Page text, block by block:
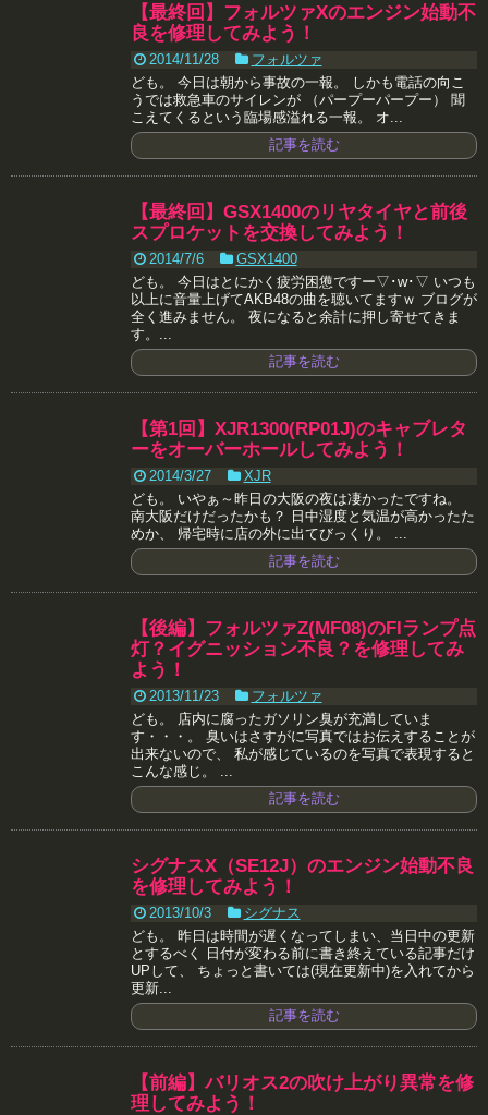
【最終回】フォルツァXのエンジン始動不
良を修理してみよう！
2014/11/28
フォルツァ
ども。 今日は朝から事故の一報。 しかも電話の向こ
うでは救急車のサイレンが （パープーパープー） 聞
こえてくるという臨場感溢れる一報。 オ...
記事を読む
【最終回】GSX1400のリヤタイヤと前後
スプロケットを交換してみよう！
2014/7/6
GSX1400
ども。 今日はとにかく疲労困憊ですー▽･w･▽ いつも
以上に音量上げてAKB48の曲を聴いてますｗ ブログが
全く進みません。 夜になると余計に押し寄せてきま
す。...
記事を読む
【第1回】XJR1300(RP01J)のキャブレタ
ーをオーバーホールしてみよう！
2014/3/27
XJR
ども。 いやぁ～昨日の大阪の夜は凄かったですね。
南大阪だけだったかも？ 日中湿度と気温が高かったた
めか、 帰宅時に店の外に出てびっくり。 ...
記事を読む
【後編】フォルツァZ(MF08)のFIランプ点
灯？イグニッション不良？を修理してみ
よう！
2013/11/23
フォルツァ
ども。 店内に腐ったガソリン臭が充満していま
す・・・。 臭いはさすがに写真ではお伝えすることが
出来ないので、 私が感じているのを写真で表現すると
こんな感じ。 ...
記事を読む
シグナスX（SE12J）のエンジン始動不良
を修理してみよう！
2013/10/3
シグナス
ども。 昨日は時間が遅くなってしまい、当日中の更新
とするべく 日付が変わる前に書き終えている記事だけ
UPして、 ちょっと書いては(現在更新中)を入れてから
更新...
記事を読む
【前編】バリオス2の吹け上がり異常を修
理してみよう！